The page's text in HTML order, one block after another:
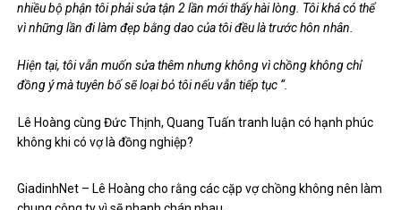
Ngoài ra, muốn duyệt thẩm mỹ cũng không dễ dàng. Tôi nói thật,
vì những lần đi làm đẹp bằng dao của tôi đều là trước hôn nhân.
đồng ý mà tuyên bố sẽ loại bỏ tôi nếu vẫn tiếp tục “.
không khi có vợ là đồng nghiệp?